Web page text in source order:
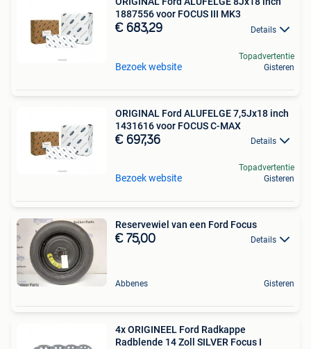
1887556 voor FOCUS III MK3
€ 683,29 Details
Bezoek website
Topadvertentie
Gisteren
ORIGINAL Ford ALUFELGE 7,5Jx18 inch
1431616 voor FOCUS C-MAX
€ 697,36 Details
Bezoek website
Topadvertentie
Gisteren
Reservewiel van een Ford Focus
€ 75,00 Details
Abbenes Gisteren
4x ORIGINEEL Ford Radkappe
Radblende 14 Zoll SILVER Focus I